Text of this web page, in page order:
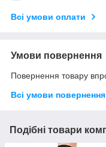
Всі умови оплати
Умови повернення
Повернення товару
Всі умови повернення
Подібні товари